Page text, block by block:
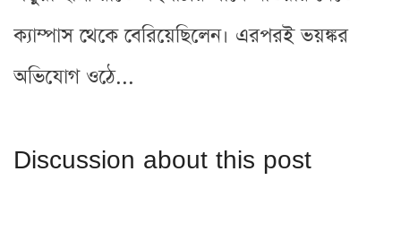
ক্যাম্পাস থেকে বেরিয়েছিলেন। এরপরই ভয়ঙ্কর
অভিযোগ ওঠে...
Discussion about this post